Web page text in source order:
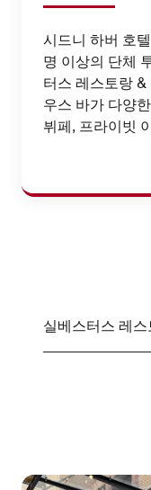
시드니 하버 호
명 이상의 단체
터스 레스토랑
우스 바가 다양
뷔페, 프라이빗
실베스터스 레